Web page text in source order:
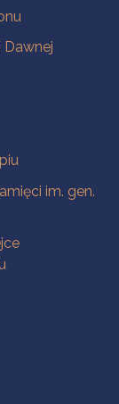
Dawnej
im. gen.